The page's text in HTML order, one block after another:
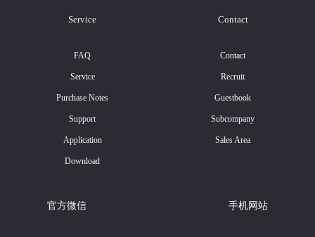
Service
FAQ
Service
Purchase Notes
Support
Application
Download
Contact
Contact
Recruit
Guestbook
Subcompany
Sales Area
官方微信 手机网站